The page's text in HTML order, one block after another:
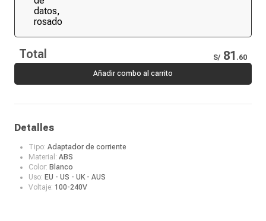
Total S/ 81 .60
Añadir combo al carrito
Detalles
Tipo: Adaptador de corriente
Material: ABS
Color: Blanco
Uso: EU - US - UK - AUS
Voltaje: 100-240V